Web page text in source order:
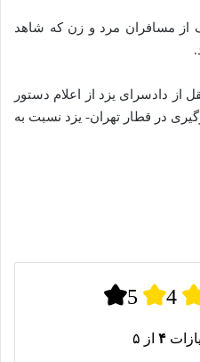
از مسافران مرد و زن که شاهد
از دادسرای یزد از اعلام دستور
در قطار تهران- یزد نسبت به
5 4
۴ از ۵